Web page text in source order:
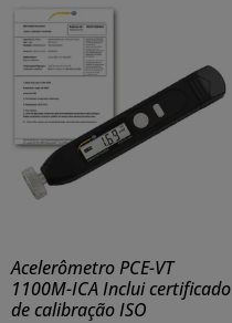
Acelerômetro PCE-VT
1100M-ICA Inclui certificado
de calibração ISO